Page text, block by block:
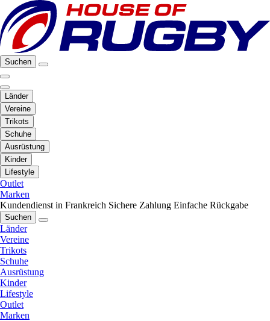
Suchen
Länder
Vereine
Trikots
Schuhe
Ausrüstung
Kinder
Lifestyle
Outlet
Marken
Kundendienst in Frankreich Sichere Zahlung Einfache Rückgabe
Suchen
Länder
Vereine
Trikots
Schuhe
Ausrüstung
Kinder
Lifestyle
Outlet
Marken